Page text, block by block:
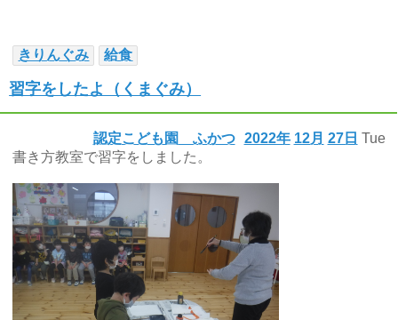
きりんぐみ 給食
習字をしたよ（くまぐみ）
2022年 12月 27日 Tue
認定こども園 ふかつ
書き方教室で習字をしました。